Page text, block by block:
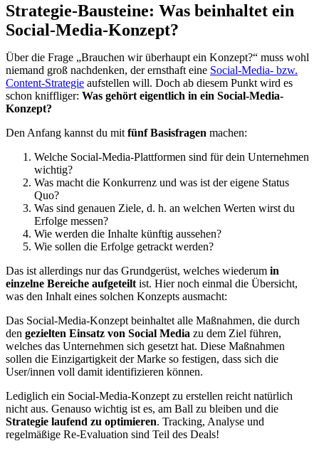
Strategie-Bausteine: Was beinhaltet ein
Social-Media-Konzept?
Über die Frage „Brauchen wir überhaupt ein Konzept?“ muss wohl
niemand groß nachdenken, der ernsthaft eine Social-Media- bzw.
Content-Strategie aufstellen will. Doch ab diesem Punkt wird es
schon kniffliger: Was gehört eigentlich in ein Social-Media-
Konzept?
Den Anfang kannst du mit fünf Basisfragen machen:
Welche Social-Media-Plattformen sind für dein Unternehmen
wichtig?
Was macht die Konkurrenz und was ist der eigene Status
Quo?
Was sind genauen Ziele, d. h. an welchen Werten wirst du
Erfolge messen?
Wie werden die Inhalte künftig aussehen?
Wie sollen die Erfolge getrackt werden?
Das ist allerdings nur das Grundgerüst, welches wiederum in
einzelne Bereiche aufgeteilt ist. Hier noch einmal die Übersicht,
was den Inhalt eines solchen Konzepts ausmacht:
Das Social-Media-Konzept beinhaltet alle Maßnahmen, die durch
den gezielten Einsatz von Social Media zu dem Ziel führen,
welches das Unternehmen sich gesetzt hat. Diese Maßnahmen
sollen die Einzigartigkeit der Marke so festigen, dass sich die
User/innen voll damit identifizieren können.
Lediglich ein Social-Media-Konzept zu erstellen reicht natürlich
nicht aus. Genauso wichtig ist es, am Ball zu bleiben und die
Strategie laufend zu optimieren. Tracking, Analyse und
regelmäßige Re-Evaluation sind Teil des Deals!